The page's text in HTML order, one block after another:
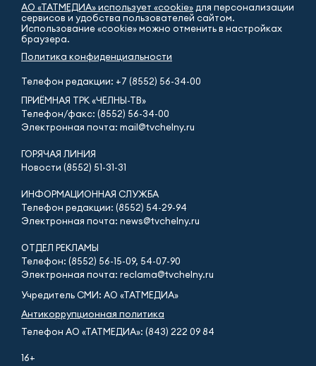
АО «ТАТМЕДИА» использует «cookie» для персонализации
сервисов и удобства пользователей сайтом.
Использование «cookie» можно отменить в настройках
браузера.
Политика конфиденциальности
Телефон редакции: +7 (8552) 56-34-00
ПРИЁМНАЯ ТРК «ЧЕЛНЫ-ТВ»
Телефон/факс: (8552) 56-34-00
Электронная почта: mail@tvchelny.ru
ГОРЯЧАЯ ЛИНИЯ
Новости (8552) 51-31-31
ИНФОРМАЦИОННАЯ СЛУЖБА
Телефон редакции: (8552) 54-29-94
Электронная почта: news@tvchelny.ru
ОТДЕЛ РЕКЛАМЫ
Телефон: (8552) 56-15-09, 54-07-90
Электронная почта: reclama@tvchelny.ru
Учредитель СМИ: АО «ТАТМЕДИА»
Антикоррупционная политика
Телефон АО «ТАТМЕДИА»: (843) 222 09 84
16+